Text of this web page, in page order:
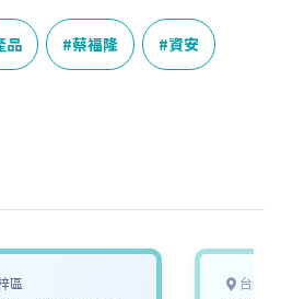
p
L
品 蔡福隆 資安
區 台北